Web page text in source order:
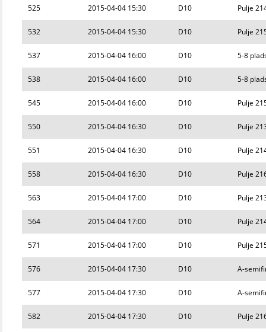
525 2015-04-04 15:30 D10 Pulje
532 2015-04-04 15:30 D10 Pulje
537 2015-04-04 16:00 D10 5-8
538 2015-04-04 16:00 D10 5-8
545 2015-04-04 16:00 D10 Pulje
550 2015-04-04 16:30 D10 Pulje
551 2015-04-04 16:30 D10 Pulje
558 2015-04-04 16:30 D10 Pulje
563 2015-04-04 17:00 D10 Pulje
564 2015-04-04 17:00 D10 Pulje
571 2015-04-04 17:00 D10 Pulje
576 2015-04-04 17:30 D10 A-
577 2015-04-04 17:30 D10 A-
582 2015-04-04 17:30 D10 Pulje